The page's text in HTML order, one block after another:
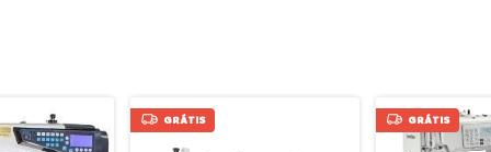
GRÁTIS GRÁTIS